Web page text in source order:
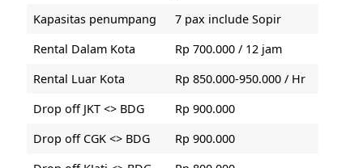
Kapasitas penumpang
7 pax include Sopir
Rental Dalam Kota
Rp 700.000 / 12 jam
Rental Luar Kota
Rp 850.000-950.000 / Hr
Drop off JKT <> BDG
Rp 900.000
Drop off CGK <> BDG
Rp 900.000